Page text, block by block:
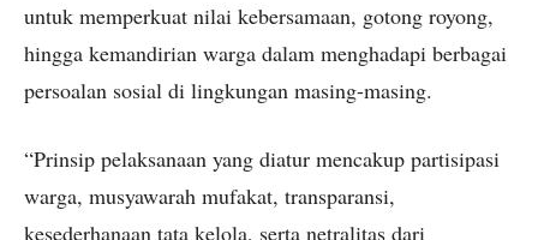
untuk memperkuat nilai kebersamaan, gotong royong,
hingga kemandirian warga dalam menghadapi berbagai
persoalan sosial di lingkungan masing-masing.
“Prinsip pelaksanaan yang diatur mencakup partisipasi
warga, musyawarah mufakat, transparansi,
kesederhanaan tata kelola, serta netralitas dari